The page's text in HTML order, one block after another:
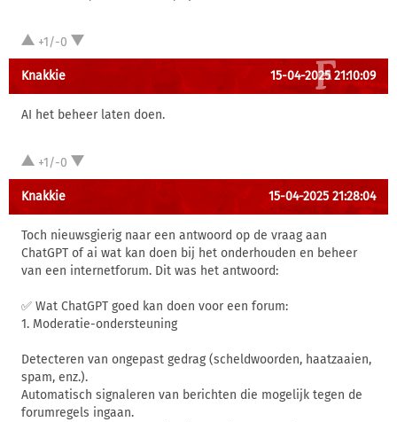
+1/-0
Knakkie 15-04-2025 21:10:09
AI het beheer laten doen.
+1/-0
Knakkie 15-04-2025 21:28:04
Toch nieuwsgierig naar een antwoord op de vraag aan
ChatGPT of ai wat kan doen bij het onderhouden en beheer
van een internetforum. Dit was het antwoord:
✅ Wat ChatGPT goed kan doen voor een forum:
1. Moderatie-ondersteuning
Detecteren van ongepast gedrag (scheldwoorden, haatzaaien,
spam, enz.).
Automatisch signaleren van berichten die mogelijk tegen de
forumregels ingaan.